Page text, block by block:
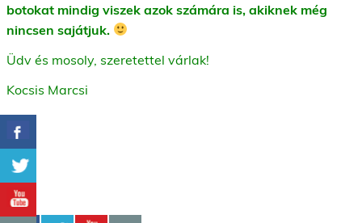
botokat mindig viszek azok számára is, akiknek még
nincsen sajátjuk.
Üdv és mosoly, szeretettel várlak!
Kocsis Marcsi